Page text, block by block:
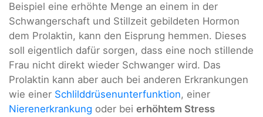
Beispiel eine erhöhte Menge an einem in der
Schwangerschaft und Stillzeit gebildeten Hormon
dem Prolaktin, kann den Eisprung hemmen. Dieses
soll eigentlich dafür sorgen, dass eine noch stillende
Frau nicht direkt wieder Schwanger wird. Das
Prolaktin kann aber auch bei anderen Erkrankungen
wie einer Schlilddrüsenunterfunktion, einer
Nierenerkrankung oder bei erhöhtem Stress